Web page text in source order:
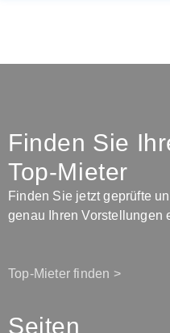
Finden Sie
Top-Mieter
Finden Sie jetzt geprüfte
genau Ihren Vorstellungen
Top-Mieter finden >
Seiten